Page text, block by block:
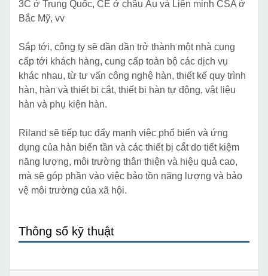
3C ở Trung Quốc, CE ở châu Âu và Liên minh CSA ở
Bắc Mỹ, vv
Sắp tới, công ty sẽ dần dần trở thành một nhà cung
cấp tới khách hàng, cung cấp toàn bộ các dịch vụ
khác nhau, từ tư vấn công nghệ hàn, thiết kế quy trình
hàn, hàn và thiết bị cắt, thiết bị hàn tự động, vật liệu
hàn và phụ kiện hàn.
Riland sẽ tiếp tục đẩy mạnh việc phổ biến và ứng
dụng của hàn biến tần và các thiết bị cắt do tiết kiệm
năng lượng, môi trường thân thiện và hiệu quả cao,
mà sẽ góp phần vào việc bảo tồn năng lượng và bảo
vệ môi trường của xã hội.
Thông số kỹ thuật